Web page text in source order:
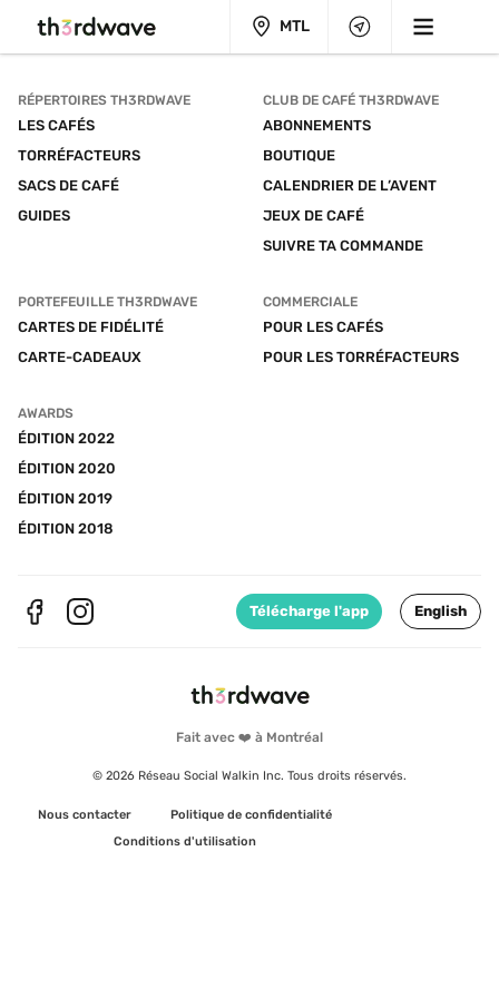
MTL
Fait avec ❤️ à Montréal
© 2026 Réseau Social Walkin Inc. Tous droits réservés.
Nous contacter
Politique de confidentialité
Conditions d'utilisation
RÉPERTOIRES TH3RDWAVE
LES CAFÉS
TORRÉFACTEURS
SACS DE CAFÉ
GUIDES
CLUB DE CAFÉ TH3RDWAVE
ABONNEMENTS
BOUTIQUE
CALENDRIER DE L’AVENT
JEUX DE CAFÉ
SUIVRE TA COMMANDE
PORTEFEUILLE TH3RDWAVE
CARTES DE FIDÉLITÉ
CARTE-CADEAUX
COMMERCIALE
POUR LES CAFÉS
POUR LES TORRÉFACTEURS
AWARDS
ÉDITION 2022
ÉDITION 2020
ÉDITION 2019
ÉDITION 2018
Télécharge l'app English